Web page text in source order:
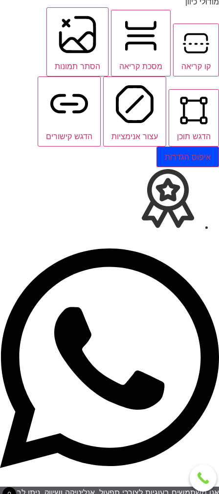
קו קריאה מסכת קריאה הסתר תמונות
הדגש תוכן עצור אנימציות הדגש קישורים
איפוס הגדרות